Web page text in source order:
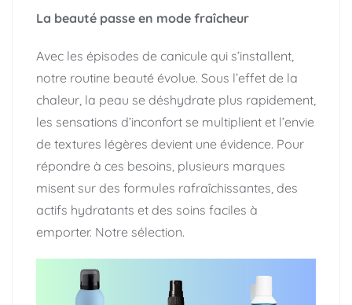
La beauté passe en mode fraîcheur
Avec les épisodes de canicule qui s’installent,
notre routine beauté évolue. Sous l’effet de la
chaleur, la peau se déshydrate plus rapidement,
les sensations d’inconfort se multiplient et l’envie
de textures légères devient une évidence. Pour
répondre à ces besoins, plusieurs marques
misent sur des formules rafraîchissantes, des
actifs hydratants et des soins faciles à
emporter. Notre sélection.